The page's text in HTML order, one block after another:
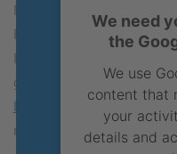
Immobilienmakler für
Freude und
ngagement
Ihnen zur Seite und
gehen auf Ihrei
Immobilie
ein und
rechte Licht. Unsere
We need
the
We use
content that
your
details and